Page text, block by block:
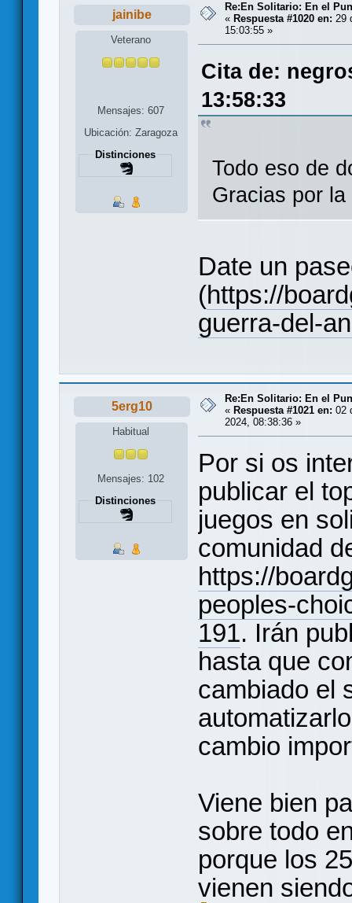
jainibe
Veterano
Mensajes: 607
Ubicación: Zaragoza
Distinciones
Re:En Solitario: En el
« Respuesta #1020 en: 29
15:03:55 »
Cita de:
13:58:33
Todo eso de
Gracias por
Date un
(https://
guerra-del-
5erg10
Habitual
Mensajes: 102
Distinciones
Re:En Solitario: En el
« Respuesta #1021 en: 02
2024, 08:38:36 »
Por si os
publicar el
juegos en
comunidad
https://
peoples-
191. Irán
hasta que
cambiado el
cambio
Viene bien
sobre todo
porque los
vienen